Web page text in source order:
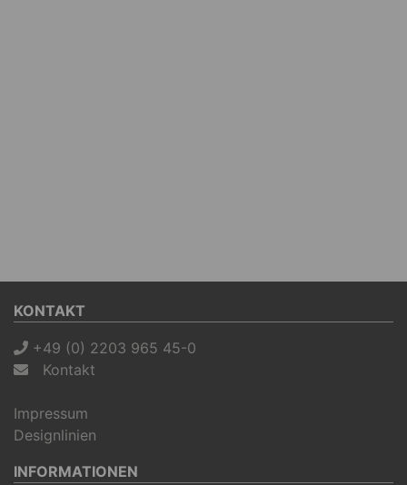
KONTAKT
+49 (0) 2203 965 45-0
Kontakt
Impressum
Designlinien
INFORMATIONEN